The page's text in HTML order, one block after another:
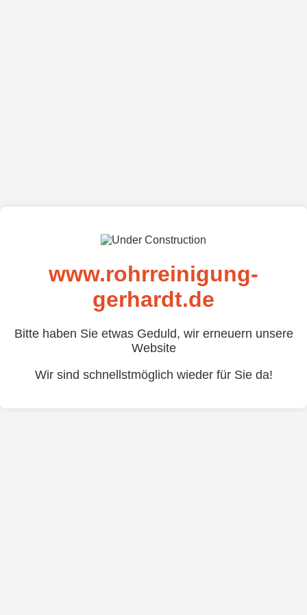
www.rohrreinigung-
gerhardt.de
Bitte haben Sie etwas Geduld, wir erneuern unsere
Website
Wir sind schnellstmöglich wieder für Sie da!